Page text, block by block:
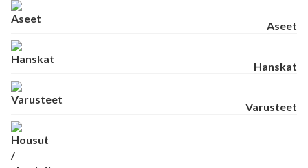
Aseet
Hanskat
Varusteet